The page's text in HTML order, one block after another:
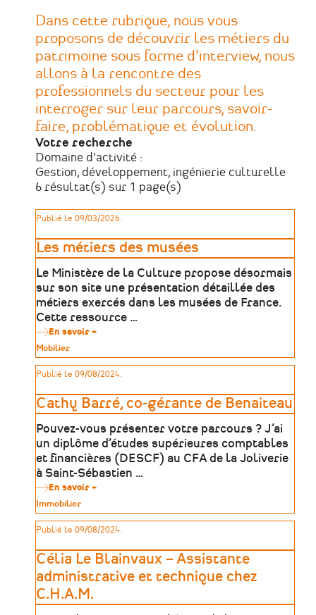
Dans cette rubrique, nous vous
proposons de découvrir les métiers du
patrimoine sous forme d'interview, nous
allons à la rencontre des
professionnels du secteur pour les
interroger sur leur parcours, savoir-
faire, problématique et évolution.
Votre recherche
Domaine d'activité :
Gestion, développement, ingénierie culturelle
6 résultat(s) sur 1 page(s)
Publié le 09/03/2026.
Les métiers des musées
Le Ministère de la Culture propose désormais
sur son site une présentation détaillée des
métiers exercés dans les musées de France.
Cette ressource …
En savoir +
des
musées
Type
de
patrimoine
Mobilier
Publié le 09/08/2024.
Cathy Barré, co-gérante de Benaiteau
Pouvez-vous présenter votre parcours ? J’ai
un diplôme d’études supérieures comptables
et financières (DESCF) au CFA de la Joliverie
à Saint-Sébastien …
En savoir +
co-
gérante
Benaiteau
Type
de
patrimoine
Immobilier
Publié le 09/08/2024.
Célia Le Blainvaux – Assistante
administrative et technique chez
C.H.A.M.